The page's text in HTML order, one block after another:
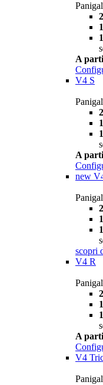
A
V4 S
A
new
scopri
V4 R
A
V4